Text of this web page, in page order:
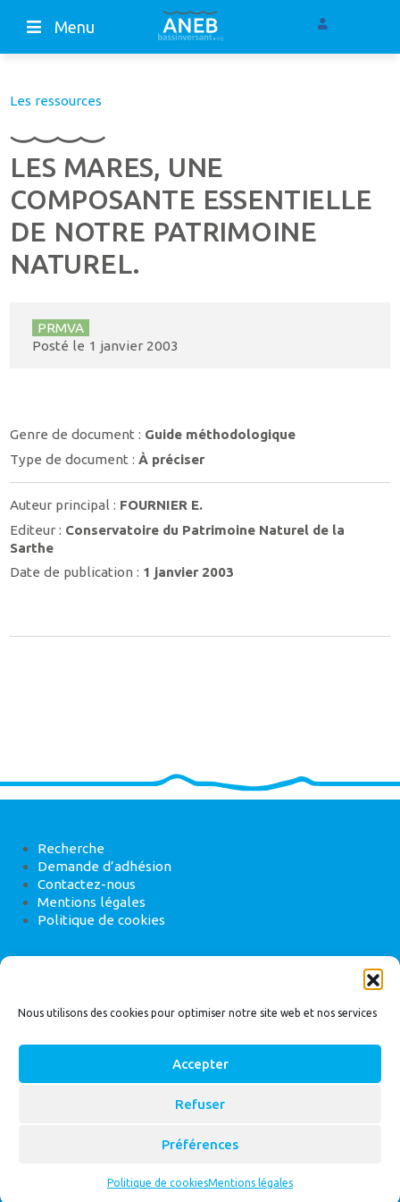
Nous utilisons des cookies pour optimiser notre site web et nos services
Accepter
Refuser
Préférences
Politique de cookiesMentions légales
Menu
Les ressources
LES MARES, UNE
COMPOSANTE ESSENTIELLE
DE NOTRE PATRIMOINE
NATUREL.
PRMVA
Posté le 1 janvier 2003
Genre de document : Guide méthodologique
Type de document :À préciser
Auteur principal : FOURNIER E.
Editeur : Conservatoire du Patrimoine Naturel de la
Sarthe
Date de publication : 1 janvier 2003
Recherche
Demande d’adhésion
Contactez-nous
Mentions légales
Politique de cookies